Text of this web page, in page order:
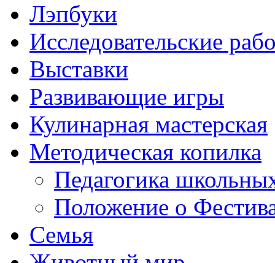
Лэпбуки
Исследовательские
Выставки
Развивающие игры
Кулинарная мастерская
Методическая копилка
Педагогика
Положение о
Семья